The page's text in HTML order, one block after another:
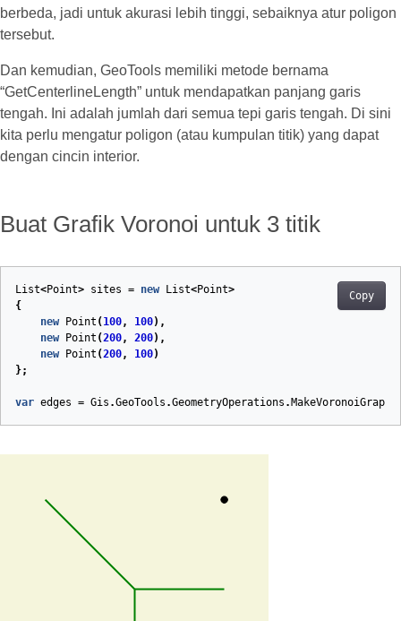
berbeda, jadi untuk akurasi lebih tinggi, sebaiknya atur poligon
tersebut.
Dan kemudian, GeoTools memiliki metode bernama
“GetCenterlineLength” untuk mendapatkan panjang garis
tengah. Ini adalah jumlah dari semua tepi garis tengah. Di sini
kita perlu mengatur poligon (atau kumpulan titik) yang dapat
dengan cincin interior.
Buat Grafik Voronoi untuk 3 titik
Copy
List<Point> sites = new List<Point>
{
new
Point ( 100, 100),
new
Point (200, 200),
new
Point (200, 100)
};
var edges = Gis .GeoTools .GeometryOperations . MakeVoronoiGraph